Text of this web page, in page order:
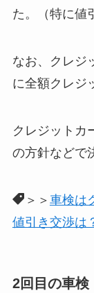
た。（特に値
なお、クレジ
に全額クレジ
クレジットカ
の方針などで
＞＞ 車検は
値引き交渉は
2回目の車検